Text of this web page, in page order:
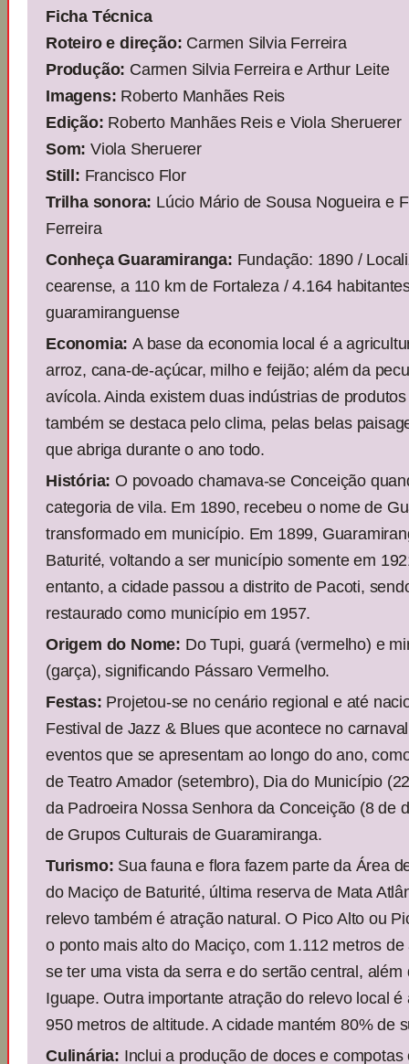
Ficha Técnica
Roteiro e direção: Carmen Silvia Ferreira
Produção: Carmen Silvia Ferreira e Arthur Leite
Imagens: Roberto Manhães Reis
Edição: Roberto Manhães Reis e Viola Sheruerer
Som: Viola Sheruerer
Still: Francisco Flor
Trilha sonora: Lúcio Mário de Sousa Nogueira e
Ferreira
Conheça Guaramiranga: Fundação: 1890 /
cearense, a 110 km de Fortaleza / 4.164
guaramiranguense
Economia: A base da economia local é a
arroz, cana-de-açúcar, milho e feijão; além da
avícola. Ainda existem duas indústrias de
também se destaca pelo clima, pelas belas
que abriga durante o ano todo.
História: O povoado chamava-se Conceição
categoria de vila. Em 1890, recebeu o nome de
transformado em município. Em 1899,
Baturité, voltando a ser município somente em
entanto, a cidade passou a distrito de Pacoti,
restaurado como município em 1957.
Origem do Nome: Do Tupi, guará (vermelho) e
(garça), significando Pássaro Vermelho.
Festas: Projetou-se no cenário regional e até
Festival de Jazz & Blues que acontece no
eventos que se apresentam ao longo do ano,
de Teatro Amador (setembro), Dia do Município
da Padroeira Nossa Senhora da Conceição (8 de
de Grupos Culturais de Guaramiranga.
Turismo: Sua fauna e flora fazem parte da Área
do Maciço de Baturité, última reserva de Mata
relevo também é atração natural. O Pico Alto ou
o ponto mais alto do Maciço, com 1.112 metros
se ter uma vista da serra e do sertão central,
Iguape. Outra importante atração do relevo local
950 metros de altitude. A cidade mantém 80% de
Culinária: Inclui a produção de doces e